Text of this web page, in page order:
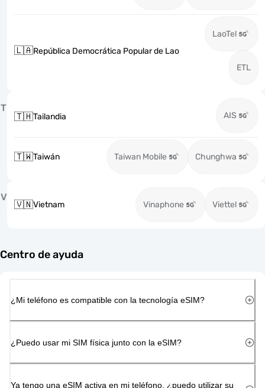
🇱🇦República Democrática Popular de Lao
LaoTel
ETL
T
🇹🇭Tailandia AIS
🇹🇼Taiwán Taiwan Mobile Chunghwa
V
🇻🇳Vietnam Vinaphone Viettel
Centro de ayuda
¿Mi teléfono es compatible con la tecnología eSIM?
¿Puedo usar mi SIM física junto con la eSIM?
Ya tengo una eSIM activa en mi teléfono, ¿puedo utilizar su